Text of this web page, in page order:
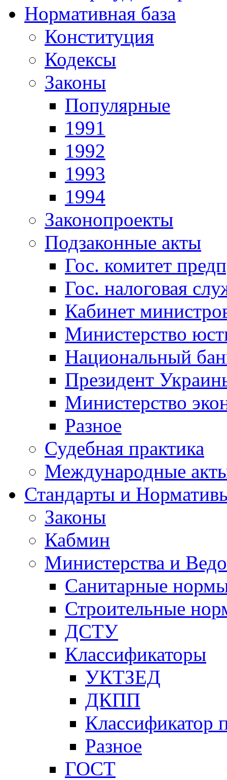
Нормативная база
Конституция
Кодексы
Законы
Популярные
1991
1992
1993
1994
Законопроекты
Подзаконные акты
Гос. комитет
Гос. налоговая
Кабинет
Министерство
Национальный
Президент
Министерство
Разное
Судебная практика
Международные
Стандарты и
Законы
Кабмин
Министерства и
Санитарные
Строительные
ДСТУ
Классификаторы
УКТЗЕД
ДКПП
Классификатор
Разное
ГОСТ